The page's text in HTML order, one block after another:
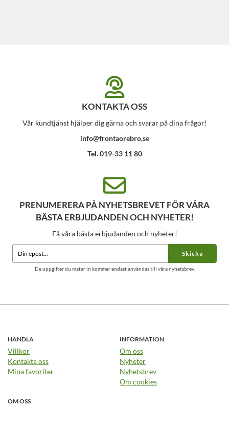
KONTAKTA OSS
Vår kundtjänst hjälper dig gärna och svarar på dina frågor!
info@frontaorebro.se
Tel. 019-33 11 80
PRENUMERERA PÅ NYHETSBREVET FÖR VÅRA
BÄSTA ERBJUDANDEN OCH NYHETER!
Få våra bästa erbjudanden och nyheter!
Skicka
De uppgifter du matar in kommer endast användas till våra nyhetsbrev.
HANDLA
Villkor
Kontakta oss
Mina favoriter
INFORMATION
Om oss
Nyheter
Nyhetsbrev
Om cookies
OM OSS